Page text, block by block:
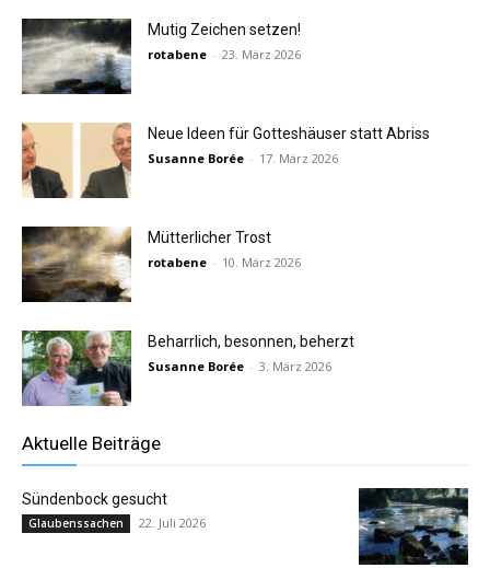
Mutig Zeichen setzen!
rotabene - 23. März 2026
Neue Ideen für Gotteshäuser statt Abriss
Susanne Borée - 17. März 2026
Mütterlicher Trost
rotabene - 10. März 2026
Beharrlich, besonnen, beherzt
Susanne Borée - 3. März 2026
Aktuelle Beiträge
Sündenbock gesucht
Glaubenssachen 22. Juli 2026